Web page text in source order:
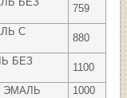
759
С
880
БЕЗ
1100
ЭМАЛЬ
1000